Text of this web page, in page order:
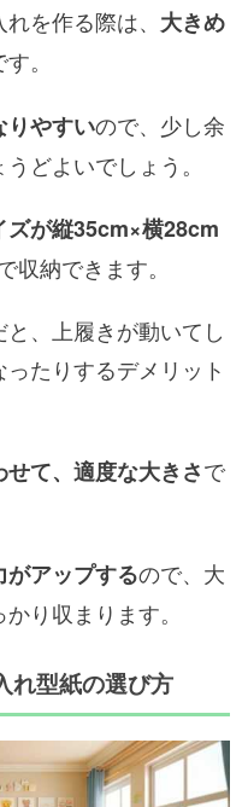
を作る際は、 大きめ
。
りやすいので、少し余
どよいでしょう。
ズが縦35cm×横28cm
納できます。
、上履きが動いてし
たりするデメリット
て、適度な大きさで
アップするので、大
り収まります。
れ型紙の選び方